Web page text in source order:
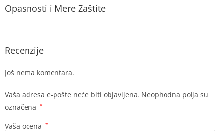
Opasnosti i Mere Zaštite
Recenzije
Još nema komentara.
Vaša adresa e-pošte neće biti objavljena. Neophodna polja su
označena *
Vaša ocena *